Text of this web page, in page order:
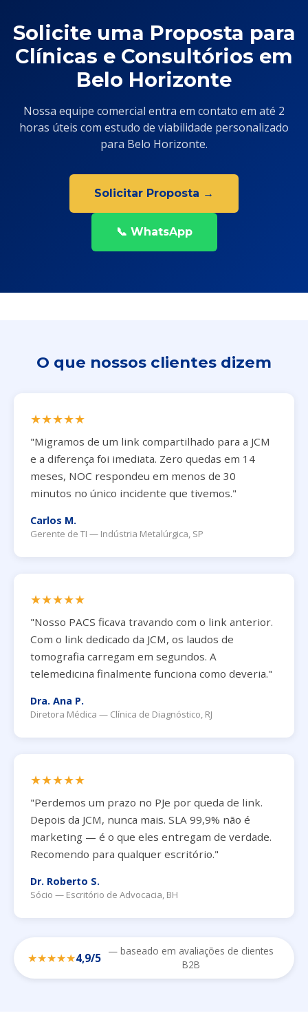
Solicite uma Proposta para
Clínicas e Consultórios em
Belo Horizonte
Nossa equipe comercial entra em contato em até 2
horas úteis com estudo de viabilidade personalizado
para Belo Horizonte.
Solicitar Proposta →
📞 WhatsApp
O que nossos clientes dizem
★★★★★
"Migramos de um link compartilhado para a JCM
e a diferença foi imediata. Zero quedas em 14
meses, NOC respondeu em menos de 30
minutos no único incidente que tivemos."
Carlos M.
Gerente de TI — Indústria Metalúrgica, SP
★★★★★
"Nosso PACS ficava travando com o link anterior.
Com o link dedicado da JCM, os laudos de
tomografia carregam em segundos. A
telemedicina finalmente funciona como deveria."
Dra. Ana P.
Diretora Médica — Clínica de Diagnóstico, RJ
★★★★★
"Perdemos um prazo no PJe por queda de link.
Depois da JCM, nunca mais. SLA 99,9% não é
marketing — é o que eles entregam de verdade.
Recomendo para qualquer escritório."
Dr. Roberto S.
Sócio — Escritório de Advocacia, BH
★★★★★4,9/5
— baseado em avaliações de clientes
B2B